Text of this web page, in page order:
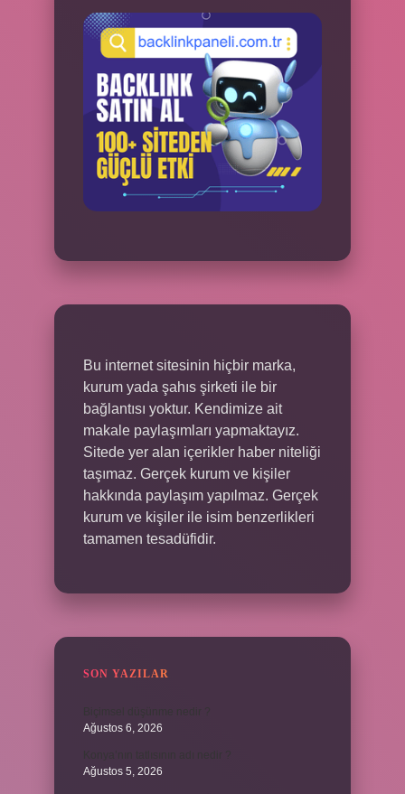
Bu internet sitesinin hiçbir marka,
kurum yada şahıs şirketi ile bir
bağlantısı yoktur. Kendimize ait
makale paylaşımları yapmaktayız.
Sitede yer alan içerikler haber niteliği
taşımaz. Gerçek kurum ve kişiler
hakkında paylaşım yapılmaz. Gerçek
kurum ve kişiler ile isim benzerlikleri
tamamen tesadüfidir.
SON YAZILAR
Ağustos 6, 2026
Ağustos 5, 2026